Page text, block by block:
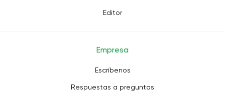
Editor
Empresa
Escríbenos
Respuestas a preguntas